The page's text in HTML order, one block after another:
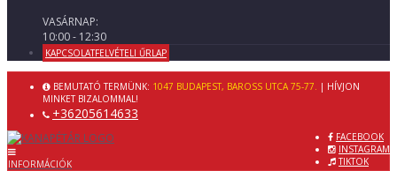
VASÁRNAP:
10:00 - 12:30
KAPCSOLATFELVÉTELI ŰRLAP
BEMUTATÓ TERMÜNK: 1047 BUDAPEST, BAROSS UTCA 75-77.
| HÍVJON
MINKET BIZALOMMAL!
+36205614633
FACEBOOK
INSTAGRAM
TIKTOK
INFORMÁCIÓK